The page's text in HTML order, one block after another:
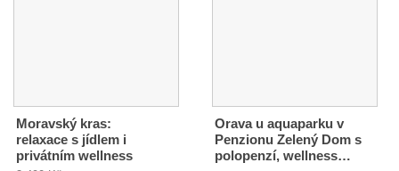
Moravský kras:
relaxace s jídlem i
privátním wellness
Orava u aquaparku v
Penzionu Zelený Dom s
polopenzí, wellness…